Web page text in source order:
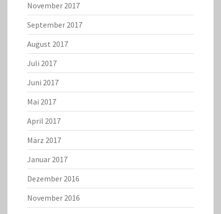
November 2017
September 2017
August 2017
Juli 2017
Juni 2017
Mai 2017
April 2017
März 2017
Januar 2017
Dezember 2016
November 2016